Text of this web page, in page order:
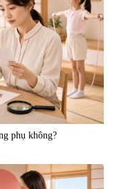
phụ không?